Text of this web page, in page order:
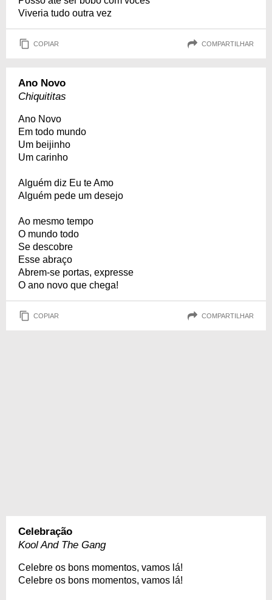
Viveria tudo outra vez
COPIAR COMPARTILHAR
Ano Novo
Chiquititas
Ano Novo
Em todo mundo
Um beijinho
Um carinho
Alguém diz Eu te Amo
Alguém pede um desejo
Ao mesmo tempo
O mundo todo
Se descobre
Esse abraço
Abrem-se portas, expresse
O ano novo que chega!
COPIAR COMPARTILHAR
Celebração
Kool And The Gang
Celebre os bons momentos, vamos lá!
Celebre os bons momentos, vamos lá!